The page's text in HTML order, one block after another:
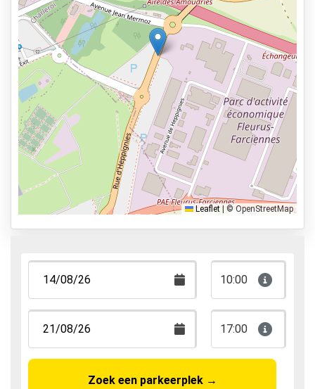
Kentekenherkenning
Services
24 uur per dag geopend
Vooraf reserveren
1km lopen van de vertrekhal
Parkeervormen
Shuttle Parking
Valet Parking
Park & Walk
Leaflet © OpenStreetMap
10:00
17:00
Zoek een parkeerplek→